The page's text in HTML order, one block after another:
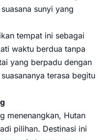
sunyi yang
tempat ini sebagai
waktu berdua tanpa
yang berpadu dengan
terasa begitu
menenangkan, Hutan
pilihan. Destinasi ini